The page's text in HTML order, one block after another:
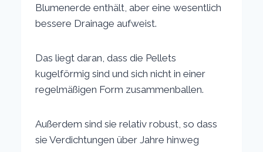
Blumenerde enthält, aber eine wesentlich
bessere Drainage aufweist.
Das liegt daran, dass die Pellets
kugelförmig sind und sich nicht in einer
regelmäßigen Form zusammenballen.
Außerdem sind sie relativ robust, so dass
sie Verdichtungen über Jahre hinweg